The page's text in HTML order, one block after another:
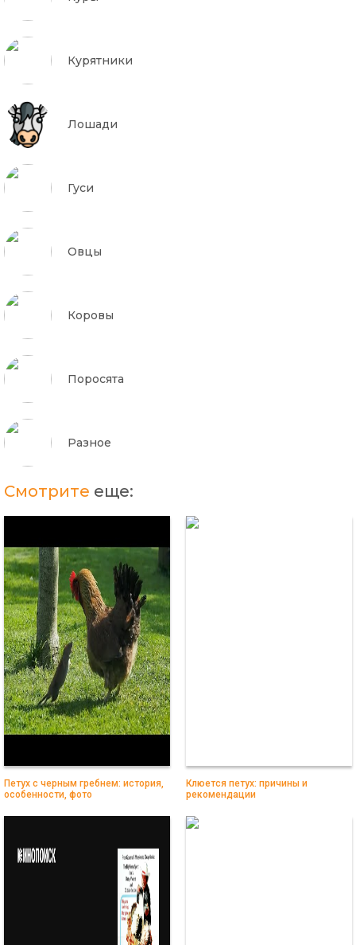
Курятники
Лошади
Гуси
Овцы
Коровы
Поросята
Разное
Смотрите еще:
Петух с черным гребнем: история,
особенности, фото
Клюется петух: причины и
рекомендации